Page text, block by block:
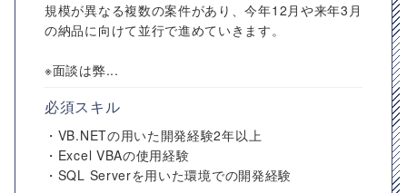
規模が異なる複数の案件があり、今年12月や来年3月
の納品に向けて並行で進めていきます。
※面談は弊...
必須スキル
・VB.NETの用いた開発経験2年以上
・Excel VBAの使用経験
・SQL Serverを用いた環境での開発経験